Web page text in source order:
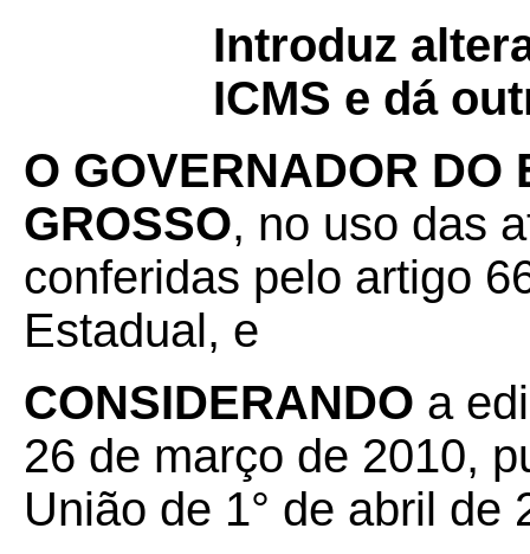
Introduz
ICMS e dá
O GOVERNADOR DO
GROSSO, no uso das
conferidas pelo artigo
Estadual, e
CONSIDERANDO a
26 de março de 2010,
União de 1° de abril de